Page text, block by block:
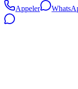
Appeler